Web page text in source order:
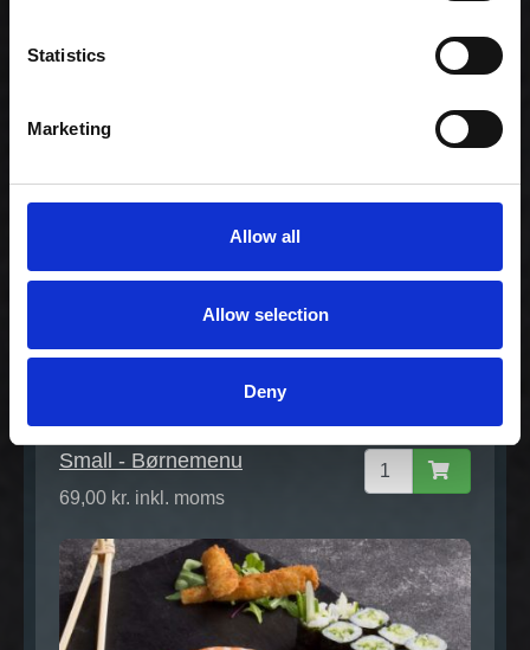
Statistics
Marketing
Allow all
Allow selection
Deny
Small - Børnemenu
69,00 kr. inkl. moms